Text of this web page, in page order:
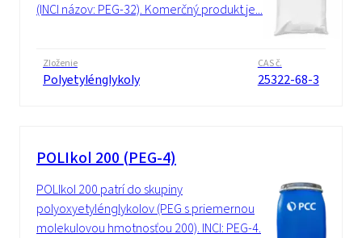
(INCI názov: PEG-32). Komerčný produkt je...
Zloženie
Polyetylénglykoly
CAS č.
25322-68-3
POLIkol 200 (PEG-4)
POLIkol 200 patrí do skupiny
polyoxyetylénglykolov (PEG s priemernou
molekulovou hmotnosťou 200). INCI: PEG-4.